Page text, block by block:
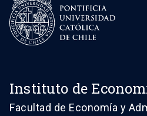
Instituto de
Facultad de Economía y